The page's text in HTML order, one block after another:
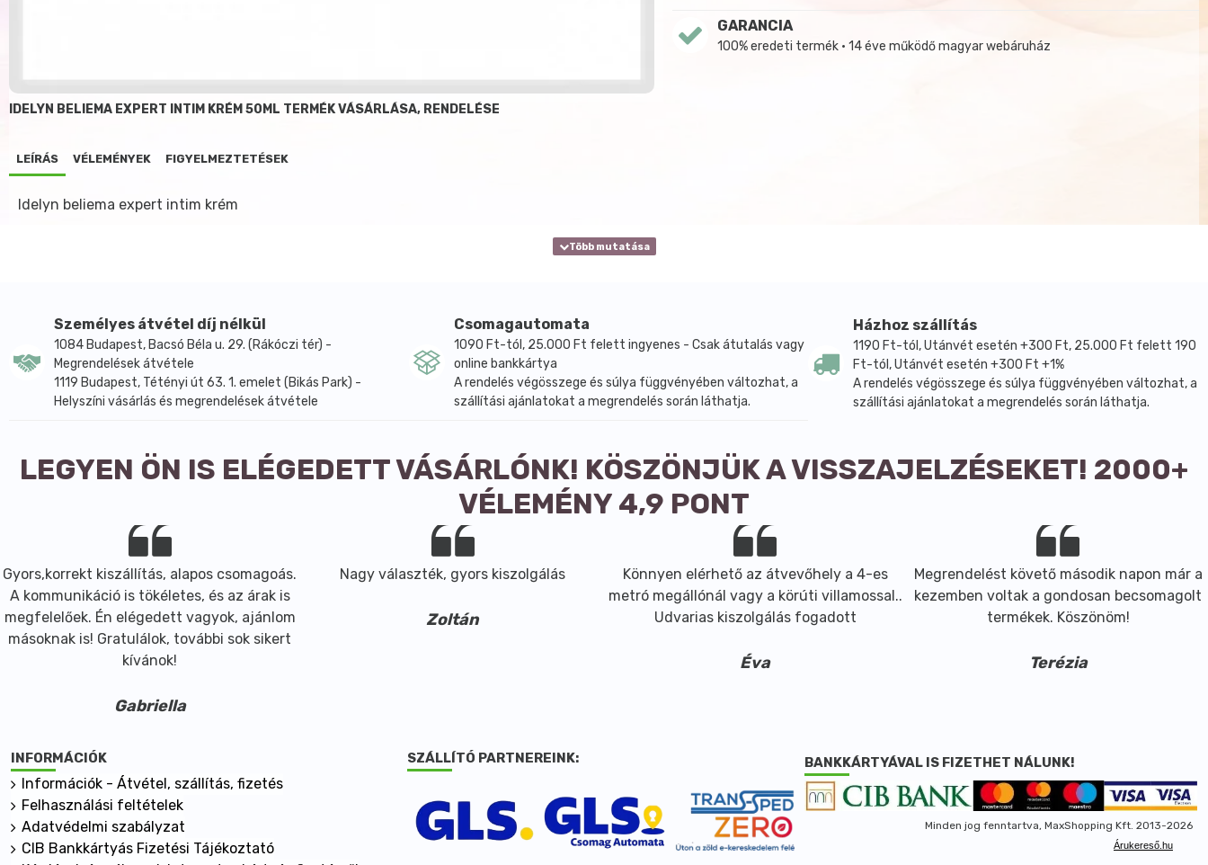
GARANCIA
100% eredeti termék • 14 éve működő magyar webáruház
IDELYN BELIEMA EXPERT INTIM KRÉM 50ML TERMÉK VÁSÁRLÁSA, RENDELÉSE
LEÍRÁS VÉLEMÉNYEK FIGYELMEZTETÉSEK
Idelyn beliema expert intim krém
Személyes átvétel díj nélkül
1084 Budapest, Bacsó Béla u. 29. (Rákóczi tér) -
Megrendelések átvétele
1119 Budapest, Tétényi út 63. 1. emelet (Bikás Park) -
Helyszíni vásárlás és megrendelések átvétele
Csomagautomata
1090 Ft-tól, 25.000 Ft felett ingyenes - Csak átutalás vagy
online bankkártya
A rendelés végösszege és súlya függvényében változhat, a
szállítási ajánlatokat a megrendelés során láthatja.
Házhoz szállítás
1190 Ft-tól, Utánvét esetén +300 Ft, 25.000 Ft felett 190
Ft-tól, Utánvét esetén +300 Ft +1%
A rendelés végösszege és súlya függvényében változhat, a
szállítási ajánlatokat a megrendelés során láthatja.
LEGYEN ÖN IS ELÉGEDETT VÁSÁRLÓNK! KÖSZÖNJÜK A VISSZAJELZÉSEKET! 2000+
VÉLEMÉNY 4,9 PONT
Gyors,korrekt kiszállítás, alapos csomagoás.
A kommunikáció is tökéletes, és az árak is
megfelelőek. Én elégedett vagyok, ajánlom
másoknak is! Gratulálok, további sok sikert
kívánok!
Gabriella
Nagy választék, gyors kiszolgálás
Zoltán
Könnyen elérhető az átvevőhely a 4-es
metró megállónál vagy a körúti villamossal..
Udvarias kiszolgálás fogadott
Éva
Megrendelést követő második napon már a
kezemben voltak a gondosan becsomagolt
termékek. Köszönöm!
Terézia
INFORMÁCIÓK
Információk - Átvétel, szállítás, fizetés
Felhasználási feltételek
Adatvédelmi szabályzat
CIB Bankkártyás Fizetési Tájékoztató
SZÁLLÍTÓ PARTNEREINK: BANKKÁRTYÁVAL IS FIZETHET NÁLUNK!
Minden jog fenntartva, MaxShopping Kft. 2013-2026
Árukereső.hu